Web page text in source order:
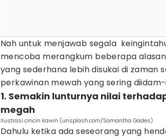
Nah untuk menjawab segala
mencoba merangkum beberapa
yang sederhana lebih disukai di zaman
perkawinan mewah yang sering
1. Semakin lunturnya nilai
megah
Ilustrasi cincin kawin (unsplash.com/Samantha Gades)
Dahulu ketika ada seseorang yang